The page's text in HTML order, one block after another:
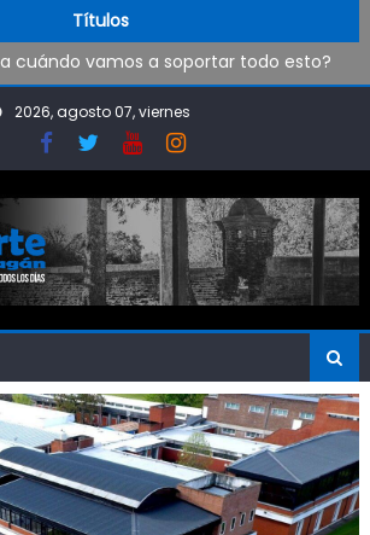
Títulos
boxeo y artes marciales
cuándo vamos a soportar todo esto?
brindó talleres de empleabilidad a
ingresar a la Policía Bonaerense
2026, agosto 07, viernes